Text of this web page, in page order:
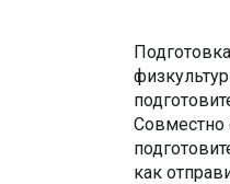
Совместно
как